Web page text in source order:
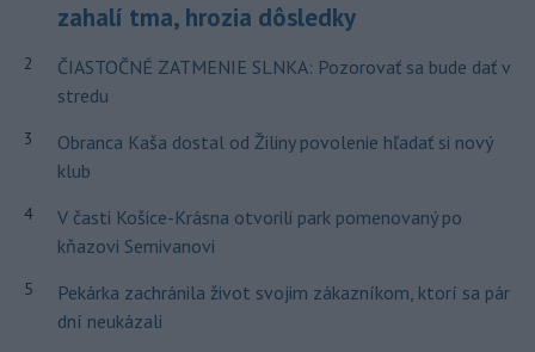
zahalí tma, hrozia dôsledky
2
ČIASTOČNÉ ZATMENIE SLNKA: Pozorovať sa bude dať v
stredu
3
Obranca Kaša dostal od Žiliny povolenie hľadať si nový
klub
4
V časti Košice-Krásna otvorili park pomenovaný po
kňazovi Semivanovi
5
Pekárka zachránila život svojim zákazníkom, ktorí sa pár
dní neukázali